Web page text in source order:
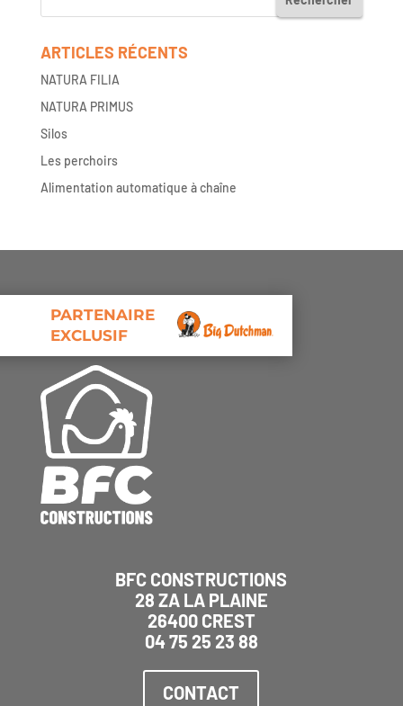
ARTICLES RÉCENTS
NATURA FILIA
NATURA PRIMUS
Silos
Les perchoirs
Alimentation automatique à chaîne
PARTENAIRE
EXCLUSIF
BFC CONSTRUCTIONS
28 ZA LA PLAINE
26400 CREST
04 75 25 23 88
CONTACT